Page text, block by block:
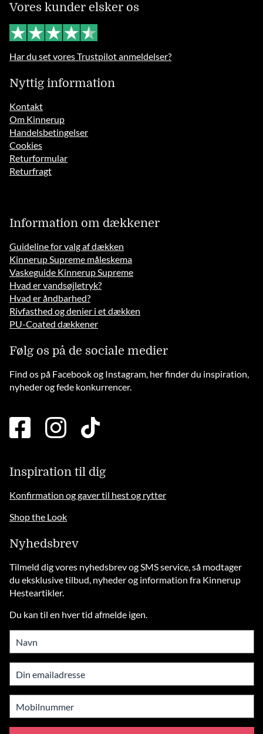
Vores kunder elsker os
Har du set vores Trustpilot anmeldelser?
Nyttig information
Kontakt
Om Kinnerup
Handelsbetingelser
Cookies
Returformular
Returfragt
Information om dækkener
Guideline for valg af dækken
Kinnerup Supreme måleskema
Vaskeguide Kinnerup Supreme
Hvad er vandsøjletryk?
Hvad er åndbarhed?
Rivfasthed og denier i et dækken
PU-Coated dækkener
Følg os på de sociale medier
Find os på Facebook og Instagram, her finder du inspiration,
nyheder og fede konkurrencer.
facebook
square
instagramtiktok
Inspiration til dig
Konfirmation og gaver til hest og rytter
Shop the Look
Nyhedsbrev
Tilmeld dig vores nyhedsbrev og SMS service, så modtager
du eksklusive tilbud, nyheder og information fra Kinnerup
Hesteartikler.
Du kan til en hver tid afmelde igen.